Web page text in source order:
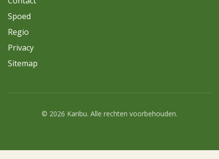
Spoed
Regio
Privacy
Sitemap
© 2026 Karibu. Alle rechten voorbehouden.